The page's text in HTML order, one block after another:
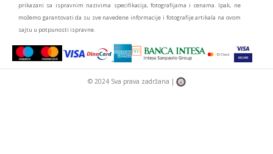
prikazani sa ispravnim nazivima specifikacija, fotografijama i cenama. Ipak, ne
možemo garantovati da su sve navedene informacije i fotografije artikala na ovom
sajtu u potpunosti ispravne.
© 2024 Sva prava zadržana |